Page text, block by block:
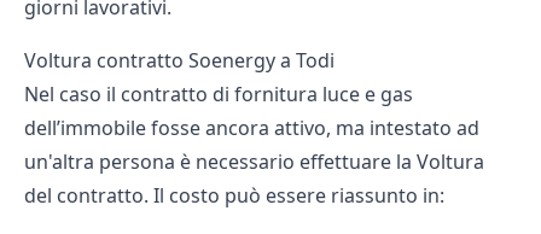
giorni lavorativi.
Voltura contratto Soenergy a Todi
Nel caso il contratto di fornitura luce e gas
dell’immobile fosse ancora attivo, ma intestato ad
un'altra persona è necessario effettuare la Voltura
del contratto. Il costo può essere riassunto in: